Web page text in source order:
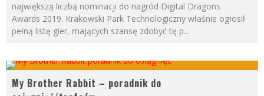
największą liczbą nominacji do nagród Digital Dragons
Awards 2019. Krakowski Park Technologiczny właśnie ogłosił
pełną listę gier, mających szansę zdobyć tę p...
My Brother Rabbit – poradnik do